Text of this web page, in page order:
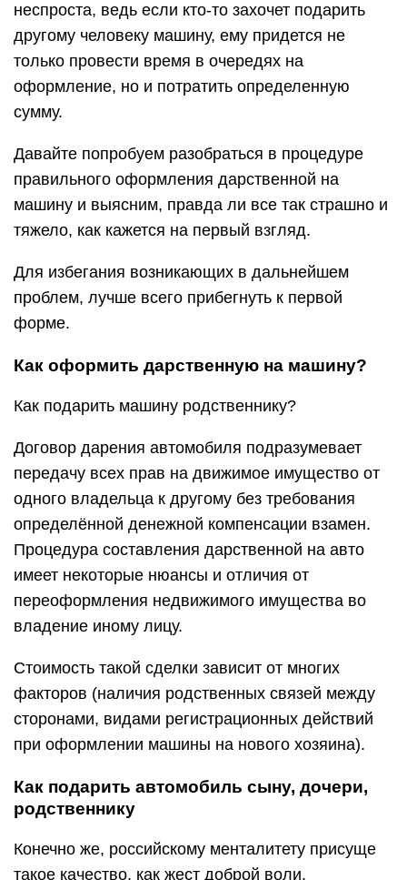
неспроста, ведь если кто-то захочет подарить
другому человеку машину, ему придется не
только провести время в очередях на
оформление, но и потратить определенную
сумму.
Давайте попробуем разобраться в процедуре
правильного оформления дарственной на
машину и выясним, правда ли все так страшно и
тяжело, как кажется на первый взгляд.
Для избегания возникающих в дальнейшем
проблем, лучше всего прибегнуть к первой
форме.
Как оформить дарственную на машину?
Как подарить машину родственнику?
Договор дарения автомобиля подразумевает
передачу всех прав на движимое имущество от
одного владельца к другому без требования
определённой денежной компенсации взамен.
Процедура составления дарственной на авто
имеет некоторые нюансы и отличия от
переоформления недвижимого имущества во
владение иному лицу.
Стоимость такой сделки зависит от многих
факторов (наличия родственных связей между
сторонами, видами регистрационных действий
при оформлении машины на нового хозяина).
Как подарить автомобиль сыну, дочери,
родственнику
Конечно же, российскому менталитету присуще
такое качество, как жест доброй воли.